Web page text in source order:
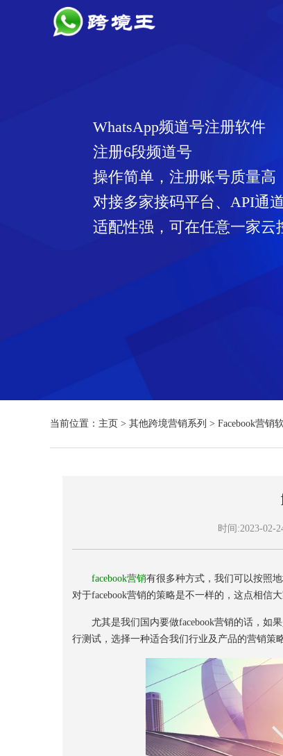
WhatsApp频道号注册软件
注册6段频道号
操作简单，注册账号质量高
对接多家接码平台、API通
适配性强，可在任意一家云
当前位置： 主页 > 其他跨境营销系列 > Facebook营销
时间:2023-02-
facebook营销有很多种方式，我们可以按照
对于facebook营销的策略是不一样的，这点相信大
尤其是我们国内要做facebook营销的话，如果
行测试，选择一种适合我们行业及产品的营销策